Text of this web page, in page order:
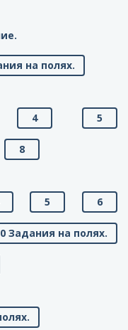
на полях.
4 5
8
5 6
Задания на полях.